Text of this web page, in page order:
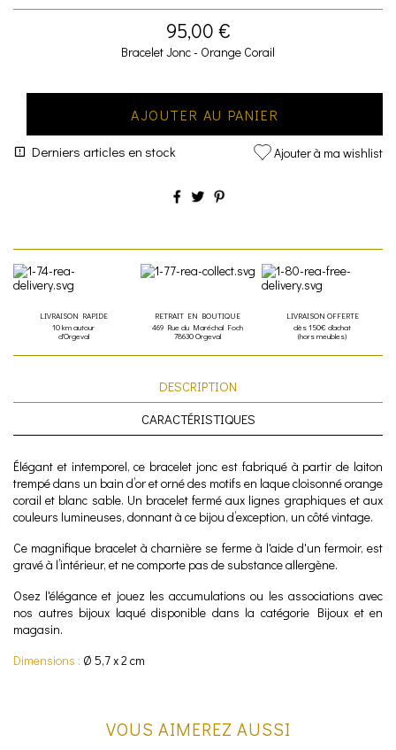
95,00 €
Bracelet Jonc - Orange Corail
AJOUTER AU PANIER
Derniers articles en stock Ajouter à ma wishlist
LIVRAISON RAPIDE
10 km autour
d'Orgeval
RETRAIT EN BOUTIQUE
469 Rue du Maréchal Foch
78630 Orgeval
LIVRAISON OFFERTE
dès 150€ d'achat
(hors meubles)
DESCRIPTION
CARACTÉRISTIQUES
Élégant et intemporel, ce bracelet jonc est fabriqué à partir de laiton
trempé dans un bain d’or et orné des motifs en laque cloisonné orange
corail et blanc sable. Un bracelet fermé aux lignes graphiques et aux
couleurs lumineuses, donnant à ce bijou d’exception, un côté vintage.
Ce magnifique bracelet à charnière se ferme à l'aide d'un fermoir, est
gravé à l’intérieur, et ne comporte pas de substance allergène.
Osez l'élégance et jouez les accumulations ou les associations avec
nos autres bijoux laqué disponible dans la catégorie Bijoux et en
magasin.
Dimensions : Ø 5,7 x 2 cm
VOUS AIMEREZ AUSSI